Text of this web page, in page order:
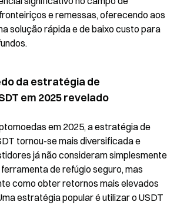
e remessas, oferecendo aos
solução rápida e de baixo custo para
da estratégia de
em 2025 revelado
em 2025, a estratégia de
tornou-se mais diversificada e
já não consideram simplesmente
de refúgio seguro, mas
como obter retornos mais elevados
estratégia popular é utilizar o USDT